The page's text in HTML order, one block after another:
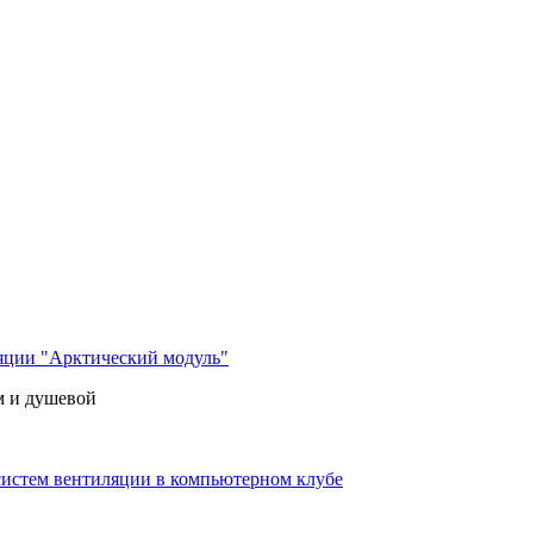
"Арктический модуль"
и душевой
вентиляции в компьютерном клубе